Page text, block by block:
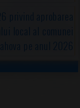
privind aprobarea
local al comunei
pe anul 2026